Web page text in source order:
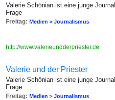
Valerie Schönian ist eine junge
Frage
Freitag: Medien > Journalismus
http://www.valerieundderpriester.de
Valerie und der Priester
Valerie Schönian ist eine junge
Frage
Freitag: Medien > Journalismus